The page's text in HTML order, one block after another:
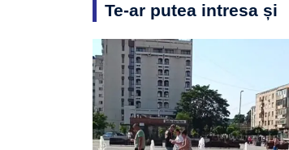
Te-ar putea intresa și